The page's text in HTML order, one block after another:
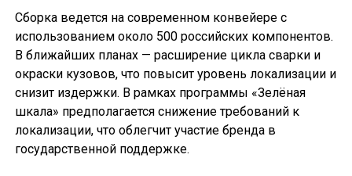
Сборка ведется на современном конвейере с
использованием около 500 российских компонентов.
В ближайших планах — расширение цикла сварки и
окраски кузовов, что повысит уровень локализации и
снизит издержки. В рамках программы «Зелёная
шкала» предполагается снижение требований к
локализации, что облегчит участие бренда в
государственной поддержке.